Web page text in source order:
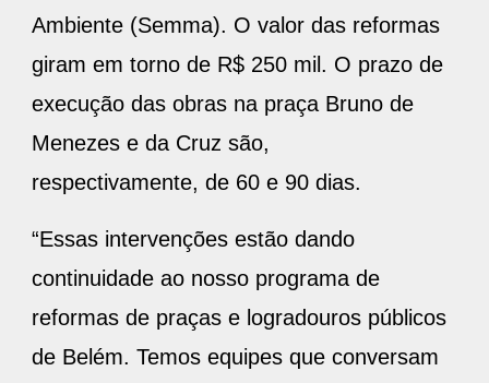
Ambiente (Semma). O valor das reformas
giram em torno de R$ 250 mil. O prazo de
execução das obras na praça Bruno de
Menezes e da Cruz são,
respectivamente, de 60 e 90 dias.
“Essas intervenções estão dando
continuidade ao nosso programa de
reformas de praças e logradouros públicos
de Belém. Temos equipes que conversam